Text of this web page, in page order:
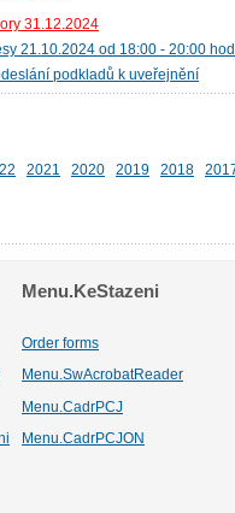
31.12.2024
21.10.2024 od 18:00 - 20:00 hod.
podkladů k uveřejnění
2021 2020 2019 2018
Menu.KeStazeni
Order forms
Menu.SwAcrobatReader
Menu.CadrPCJ
Menu.CadrPCJON